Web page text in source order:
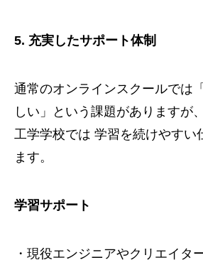
5. 充実したサポート体制
通常のオンラインスクールでは
しい」という課題がありますが
工学学校では 学習を続けやすい
ます。
学習サポート
・現役エンジニアやクリエイタ